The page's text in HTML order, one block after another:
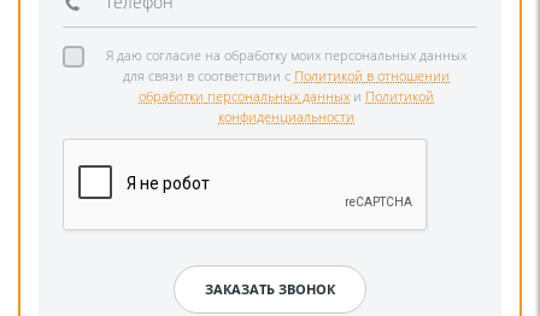
Я даю согласие на обработку моих персональных данных
для связи в соответствии с Политикой в отношении
обработки персональных данных и Политикой
конфиденциальности